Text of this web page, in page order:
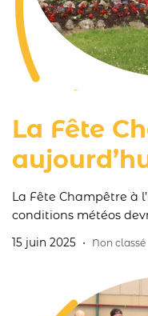
La Fête
La Fête Champêtre à
conditions météos
résidents sont
leur savoir-faire.Ne
15 juin 2025 Non classé